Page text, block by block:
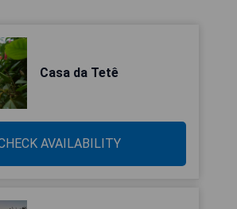
Casa da Tetê
AVAILABILITY